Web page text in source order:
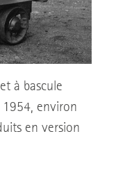
à bascule
environ
en version